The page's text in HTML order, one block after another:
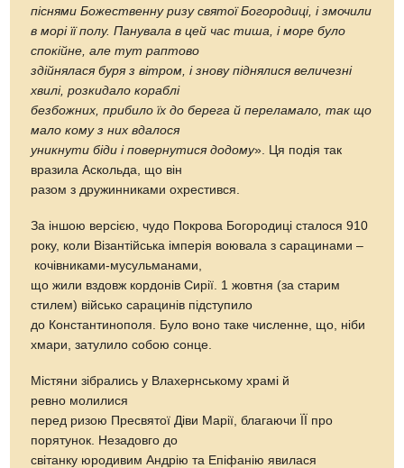
піснями Божественну ризу святої Богородиці, і змочили
в морі її полу. Панувала в цей час тиша, і море було
спокійне, але тут раптово
здійнялася буря з вітром, і знову піднялися величезні
хвилі, розкидало кораблі
безбожних, прибило їх до берега й переламало, так що
мало кому з них вдалося
уникнути біди і повернутися додому». Ця подія так
вразила Аскольда, що він
разом з дружинниками охрестився.
За іншою версією, чудо Покрова Богородиці сталося 910
року, коли Візантійська імперія воювала з сарацинами –
кочівниками-мусульманами,
що жили вздовж кордонів Сирії. 1 жовтня (за старим
стилем) військо сарацинів підступило
до Константинополя. Було воно таке численне, що, ніби
хмари, затулило собою сонце.
Містяни зібрались у Влахернському храмі й
ревно молилися
перед ризою Пресвятої Діви Марії, благаючи ЇЇ про
порятунок. Незадовго до
світанку юродивим Андрію та Епіфанію явилася